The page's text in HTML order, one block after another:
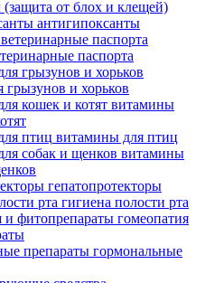
(защита от блох и клещей)
антигипоксанты
паспорта
и хорьков
витамины
витамины для птиц
витамины
гепатопротекторы
гигиена полости рта
гомеопатия
гормональные